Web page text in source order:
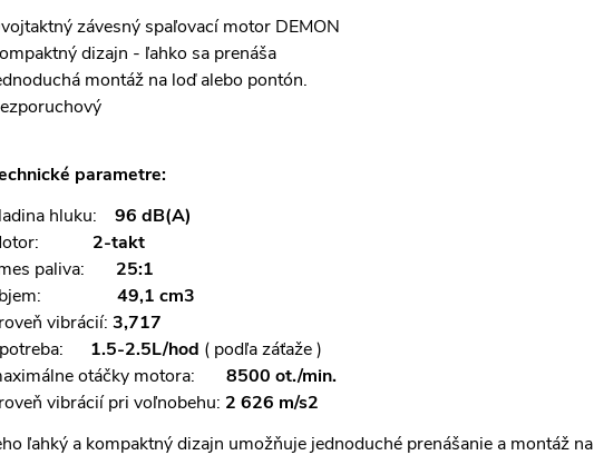
závesný spaľovací motor DEMON
dizajn - ľahko sa prenáša
montáž na loď alebo pontón.
parametre:
hluku: 96 dB(A)
2-takt
paliva: 25:1
49,1 cm3
vibrácií: 3,717
1.5-2.5L/hod ( podľa záťaže )
otáčky motora: 8500 ot./min.
vibrácií pri voľnobehu: 2 626 m/s2
ľahký a kompaktný dizajn umožňuje jednoduché prenášanie a montáž